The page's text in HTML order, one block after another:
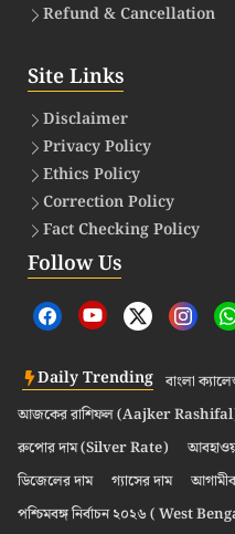
Refund & Cancellation
Site Links
Disclaimer
Privacy Policy
Ethics Policy
Correction Policy
Fact Checking Policy
Follow Us
Daily Trending বাংলা
আজকের রাশিফল (Aajker
রুপোর দাম (Silver Rate)
ডিজেলের দাম
গ্যাসের দাম
পশ্চিমবঙ্গ নির্বাচন ২০২৬ ( West